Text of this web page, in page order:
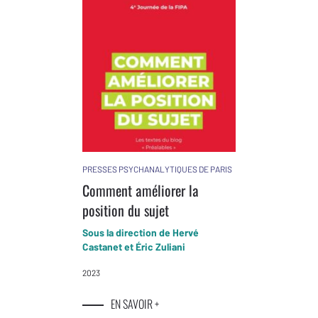
PRESSES PSYCHANALYTIQUES DE PARIS
Comment améliorer la
position du sujet
Sous la direction de Hervé
Castanet et Éric Zuliani
2023
EN SAVOIR +